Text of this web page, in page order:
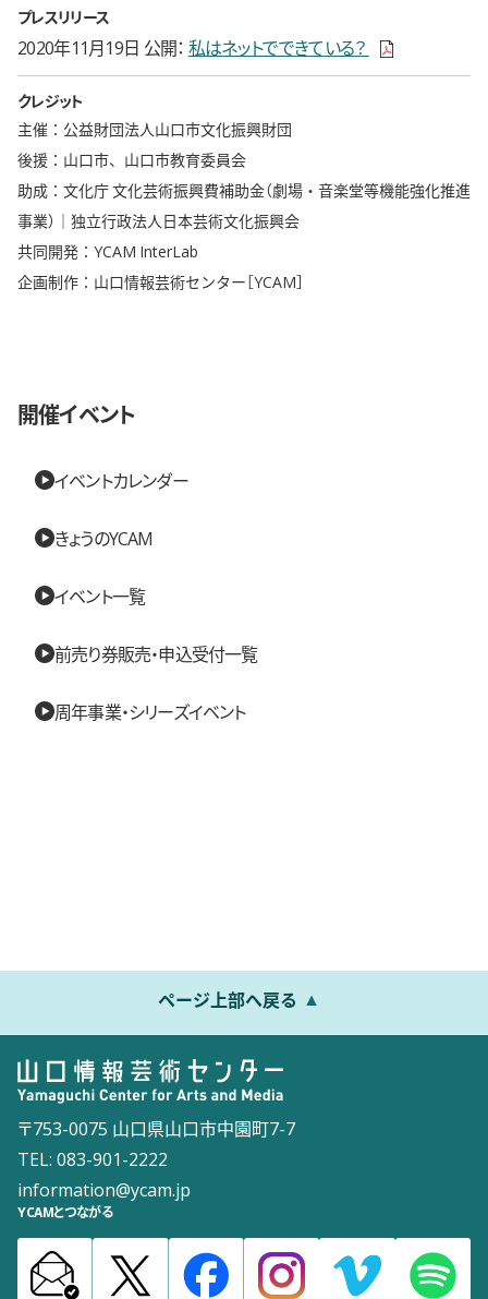
プレスリリース
2020年11月19日 公開 私はネットでできている？ 新しいウィンド
クレジット
主催：公益財団法人山口市文化振興財団
後援：山口市、山口市教育委員会
助成：文化庁 文化芸術振興費補助金（劇場・音楽堂等機能強化推進
事業）｜独立行政法人日本芸術文化振興会
共同開発：YCAM InterLab
企画制作：山口情報芸術センター［YCAM］
開催イベント
イベントカレンダー
きょうのYCAM
イベント一覧
前売り券販売・申込受付一覧
周年事業・シリーズイベント
ページ上部へ戻る
〒753-0075 山口県山口市中園町7-7
TEL: 083-901-2222
information@ycam.jp
YCAMとつながる